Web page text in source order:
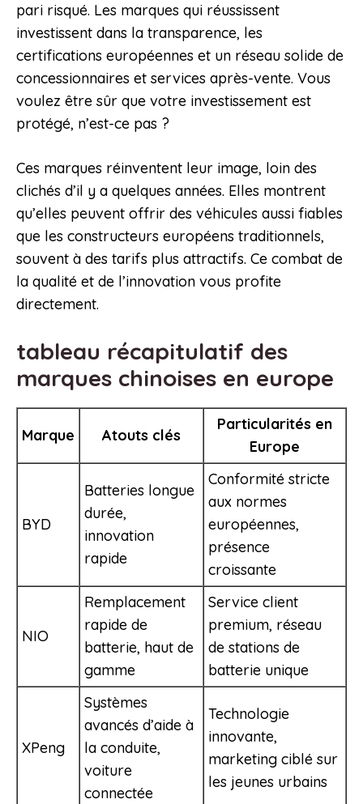
pari risqué. Les marques qui réussissent
investissent dans la transparence, les
certifications européennes et un réseau solide de
concessionnaires et services après-vente. Vous
voulez être sûr que votre investissement est
protégé, n’est-ce pas ?
Ces marques réinventent leur image, loin des
clichés d’il y a quelques années. Elles montrent
qu’elles peuvent offrir des véhicules aussi fiables
que les constructeurs européens traditionnels,
souvent à des tarifs plus attractifs. Ce combat de
la qualité et de l’innovation vous profite
directement.
tableau récapitulatif des
marques chinoises en europe
Marque Atouts clés
Particularités en
Europe
BYD
Batteries longue
durée,
innovation
rapide
Conformité stricte
aux normes
européennes,
présence
croissante
NIO
Remplacement
rapide de
batterie, haut de
gamme
Service client
premium, réseau
de stations de
batterie unique
XPeng
Systèmes
avancés d’aide à
la conduite,
voiture
connectée
Technologie
innovante,
marketing ciblé sur
les jeunes urbains